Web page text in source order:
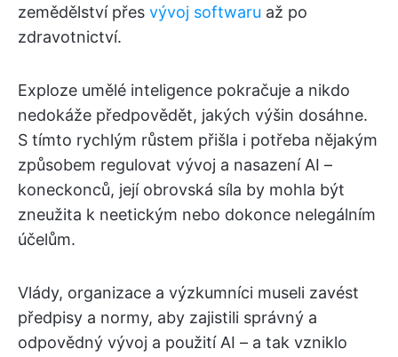
zemědělství přes vývoj softwaru až po
zdravotnictví.
Exploze umělé inteligence pokračuje a nikdo
nedokáže předpovědět, jakých výšin dosáhne.
S tímto rychlým růstem přišla i potřeba nějakým
způsobem regulovat vývoj a nasazení AI –
koneckonců, její obrovská síla by mohla být
zneužita k neetickým nebo dokonce nelegálním
účelům.
Vlády, organizace a výzkumníci museli zavést
předpisy a normy, aby zajistili správný a
odpovědný vývoj a použití AI – a tak vzniklo